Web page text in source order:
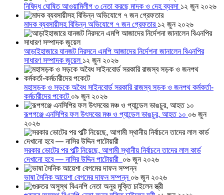
নিষিদ্ধ ঘোষিত আওয়ামিলীগ ৩ নেতা করছে মাদক ও দেহ ব্যবসা ১২ জুন ২০২৬
মাদক ব্যবসায়ীসহ বিভিন্ন অভিযোগে ৭ জন গ্রেফতার ১২ জুন ২০২৬
আড়াইহাজারে যানজট নিরসনে এমপি আজাদের নির্দেশনা জানালেন বিএনপির
সাধারণ সম্পাদক জুয়েল ১২ জুন ২০২৬
মহাসড়ক ও সড়কে অবৈধ সাইনবোর্ড সরকারি রাজস্ব সড়ক ও জনপথ কর্মকর্তা-
কর্মচারীদের পকেটে ০৯ জুন ২০২৬
রূপগঞ্জে এনসিপির ফল উৎসবের মঞ্চ ও প্যান্ডেল ভাঙচুর, আহত ১০ ০৬ জুন
২০২৬
সরকার ভোটের পর পল্টি নিয়েছে, আগামী স্থানীয় নির্বাচনে তাদের লাল কার্ড
দেখানো হবে — নাসির উদ্দিন পাটোয়ারী ০৬ জুন ২০২৬
ভাষা সৈনিক আয়েশা বেগমের দাফন সম্পন্ন ০৬ জুন ২০২৬